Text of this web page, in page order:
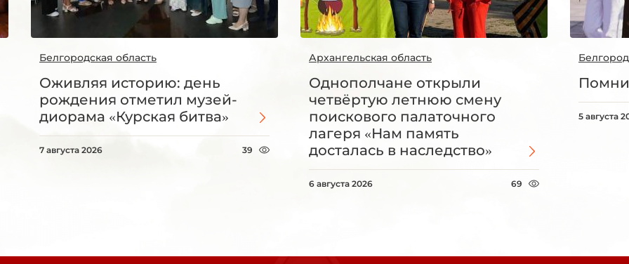
Белгородская область
Оживляя историю: день
рождения отметил музей-
диорама «Курская битва»
7 августа 2026 39
Архангельская область
Однополчане открыли
четвёртую летнюю смену
поискового палаточного
лагеря «Нам память
досталась в наследство»
6 августа 2026 69
5 августа